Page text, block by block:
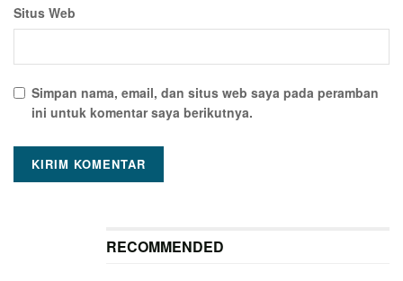
Situs Web
Simpan nama, email, dan situs web saya pada peramban
ini untuk komentar saya berikutnya.
RECOMMENDED